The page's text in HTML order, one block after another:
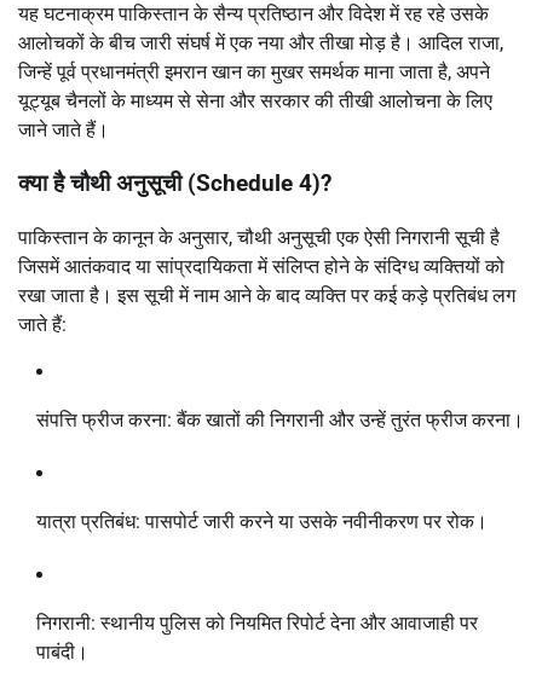
यह घटनाक्रम पाकिस्तान के सैन्य प्रतिष्ठान और विदेश में रह रहे उसके
आलोचकों के बीच जारी संघर्ष में एक नया और तीखा मोड़ है। आदिल राजा,
जिन्हें पूर्व प्रधानमंत्री इमरान खान का मुखर समर्थक माना जाता है, अपने
यूट्यूब चैनलों के माध्यम से सेना और सरकार की तीखी आलोचना के लिए
जाने जाते हैं।
क्या है चौथी अनुसूची (Schedule 4)?
पाकिस्तान के कानून के अनुसार, चौथी अनुसूची एक ऐसी निगरानी सूची है
जिसमें आतंकवाद या सांप्रदायिकता में संलिप्त होने के संदिग्ध व्यक्तियों को
रखा जाता है। इस सूची में नाम आने के बाद व्यक्ति पर कई कड़े प्रतिबंध लग
जाते हैं:
संपत्ति फ्रीज करना: बैंक खातों की निगरानी और उन्हें तुरंत फ्रीज करना।
यात्रा प्रतिबंध: पासपोर्ट जारी करने या उसके नवीनीकरण पर रोक।
निगरानी: स्थानीय पुलिस को नियमित रिपोर्ट देना और आवाजाही पर
पाबंदी।